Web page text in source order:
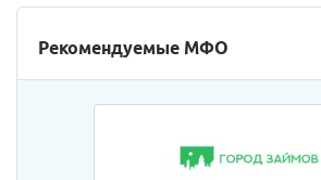
Рекомендуемые МФО